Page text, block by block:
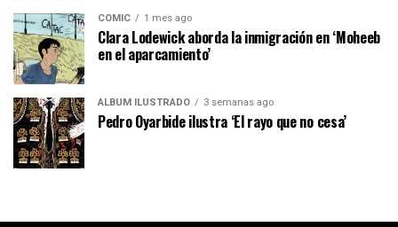
CÓMIC 1 mes ago
Clara Lodewick aborda la inmigración en ‘Moheeb
en el aparcamiento’
ÁLBUM ILUSTRADO 3 semanas ago
Pedro Oyarbide ilustra ‘El rayo que no cesa’